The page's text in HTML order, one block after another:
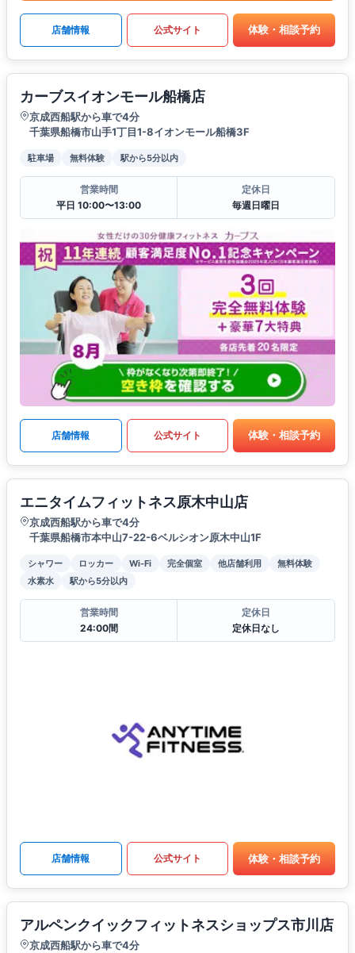
店舗情報 公式サイト 体験・相談予約
カーブスイオンモール船橋店
京成西船駅から車で4分
千葉県船橋市山手1丁目1-8イオンモール船橋3F
駐車場 無料体験 駅から5分以内
営業時間
平日 10:00〜13:00
定休日
毎週日曜日
店舗情報 公式サイト 体験・相談予約
エニタイムフィットネス原木中山店
京成西船駅から車で4分
千葉県船橋市本中山7-22-6ベルシオン原木中山1F
シャワー ロッカー Wi-Fi 完全個室 他店舗利用
無料体験
水素水
駅から5分以内
営業時間
24:00間
定休日
定休日なし
店舗情報 公式サイト 体験・相談予約
アルペンクイックフィットネスショップス市川店
京成西船駅から車で4分